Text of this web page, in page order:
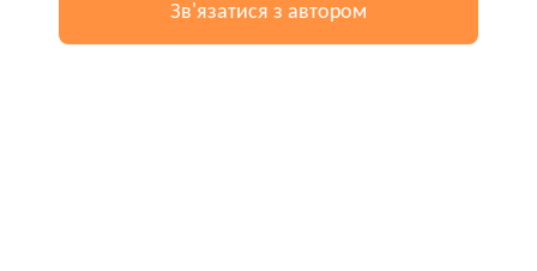
Зв'язатися з автором